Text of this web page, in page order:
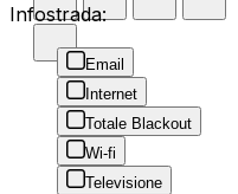
Infostrada:
Email
Internet
Totale Blackout
Wi-fi
Televisione